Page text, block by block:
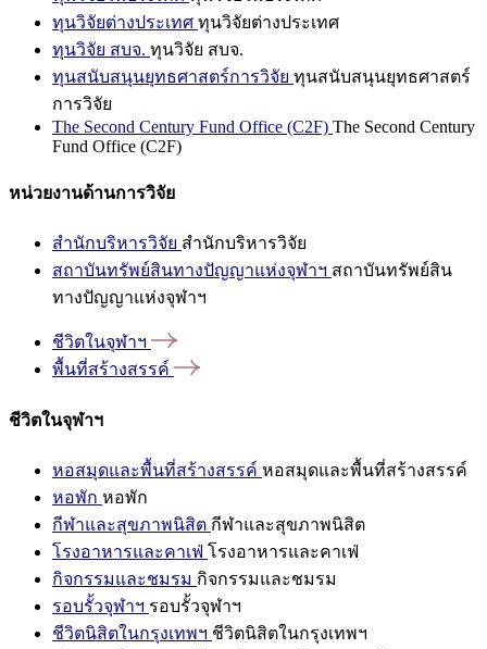
ทุนวิจัยต่างประเทศ ทุนวิจัยต่างประเทศ
ทุนวิจัย สบจ. ทุนวิจัย สบจ.
ทุนสนับสนุนยุทธศาสตร์การวิจัย ทุนสนับสนุนยุทธศาสตร์
การวิจัย
The Second Century Fund Office (C2F) The Second Century
Fund Office (C2F)
หน่วยงานด้านการวิจัย
สำนักบริหารวิจัย สำนักบริหารวิจัย
สถาบันทรัพย์สินทางปัญญาแห่งจุฬาฯ สถาบันทรัพย์สิน
ทางปัญญาแห่งจุฬาฯ
ชีวิตในจุฬาฯ
พื้นที่สร้างสรรค์
ชีวิตในจุฬาฯ
หอสมุดและพื้นที่สร้างสรรค์ หอสมุดและพื้นที่สร้างสรรค์
หอพัก หอพัก
กีฬาและสุขภาพนิสิต กีฬาและสุขภาพนิสิต
โรงอาหารและคาเฟ่ โรงอาหารและคาเฟ่
กิจกรรมและชมรม กิจกรรมและชมรม
รอบรั้วจุฬาฯ รอบรั้วจุฬาฯ
ชีวิตนิสิตในกรุงเทพฯ ชีวิตนิสิตในกรุงเทพฯ